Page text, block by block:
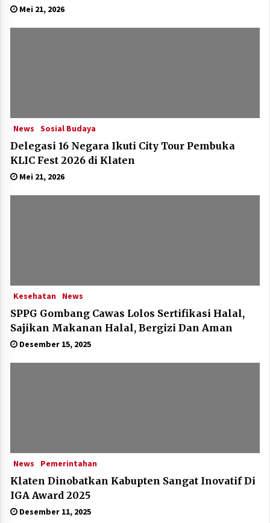
Fest 2026
Mei 21, 2026
News Sosial Budaya
Delegasi 16 Negara Ikuti City Tour Pembuka
KLIC Fest 2026 di Klaten
Mei 21, 2026
Kesehatan News
SPPG Gombang Cawas Lolos Sertifikasi Halal,
Sajikan Makanan Halal, Bergizi Dan Aman
Desember 15, 2025
News Pemerintahan
Klaten Dinobatkan Kabupten Sangat Inovatif Di
IGA Award 2025
Desember 11, 2025